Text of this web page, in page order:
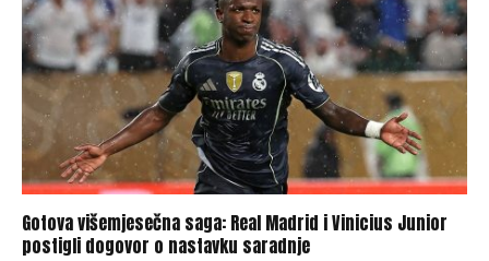
Gotova višemjesečna saga: Real Madrid i Vinicius Junior
postigli dogovor o nastavku saradnje